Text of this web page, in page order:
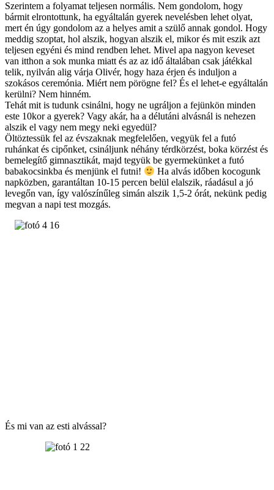
Szerintem a folyamat teljesen normális. Nem gondolom, hogy
bármit elrontottunk, ha egyáltalán gyerek nevelésben lehet olyat,
mert én úgy gondolom az a helyes amit a szülő annak gondol. Hogy
meddig szoptat, hol alszik, hogyan alszik el, mikor és mit eszik azt
teljesen egyéni és mind rendben lehet. Mivel apa nagyon keveset
van itthon a sok munka miatt és az az idő általában csak játékkal
telik, nyilván alig várja Olivér, hogy haza érjen és induljon a
szokásos ceremónia. Miért nem pörögne fel? És el lehet-e egyáltalán
kerülni? Nem hinném.
Tehát mit is tudunk csinálni, hogy ne ugráljon a fejünkön minden
este 10kor a gyerek? Vagy akár, ha a délutáni alvásnál is nehezen
alszik el vagy nem megy neki egyedül?
Öltöztessük fel az évszaknak megfelelően, vegyük fel a futó
ruhánkat és cipőnket, csináljunk néhány térdkörzést, boka körzést és
bemelegítő gimnasztikát, majd tegyük be gyermekünket a futó
babakocsinkba és menjünk el futni!
Ha alvás időben kocogunk
napközben, garantáltan 10-15 percen belül elalszik, ráadásul a jó
levegőn van, így valószínűleg simán alszik 1,5-2 órát, nekünk pedig
megvan a napi test mozgás.
És mi van az esti alvással?